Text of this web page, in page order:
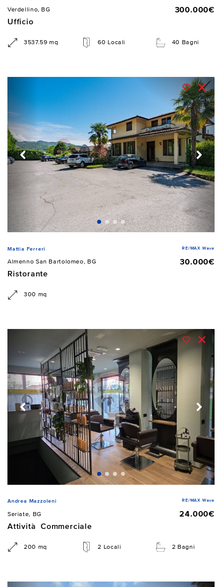
Verdellino, BG
300.000€
Ufficio
3537.59 mq 60 Locali 40 Bagni
Mattia Ferreri RE/MAX Wave
Almenno San Bartolomeo, BG
30.000€
Ristorante
300 mq
Andrea Mazzoleni RE/MAX Wave
Seriate, BG
24.000€
Attività Commerciale
200 mq 2 Locali 2 Bagni